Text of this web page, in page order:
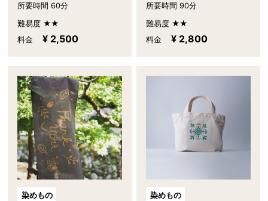
所要時間 60分
難易度 ★★
料金
¥ 2,500
所要時間 90分
難易度 ★★
料金
¥ 2,800
染めもの 染めもの